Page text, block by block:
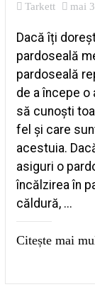
Tarkett mai
Dacă îți
pardoseală
pardoseală
de a începe
să cunoști
fel și care
acestuia.
asiguri o
încălzirea în
căldură, ...
Citește mai